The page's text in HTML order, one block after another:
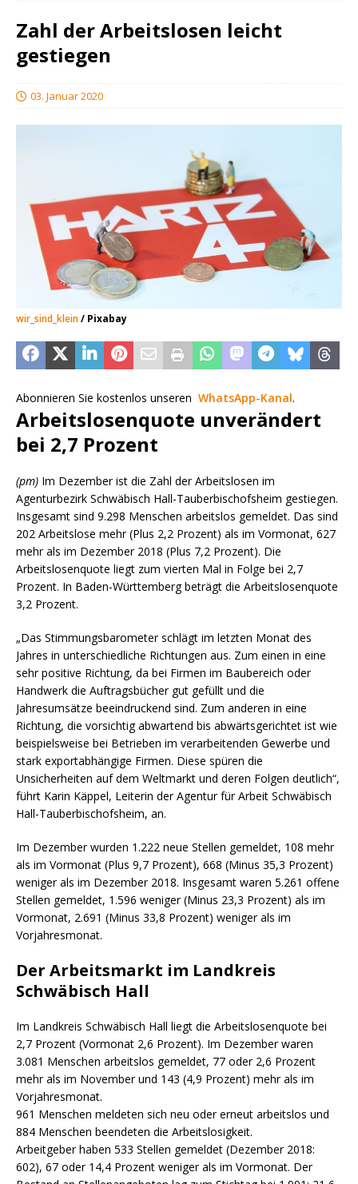
Zahl der Arbeitslosen leicht
gestiegen
03. Januar 2020
wir_sind_klein/ Pixabay
Abonnieren Sie kostenlos unseren WhatsApp-Kanal.
Arbeitslosenquote unverändert
bei 2,7 Prozent
(pm) Im Dezember ist die Zahl der Arbeitslosen im
Agenturbezirk Schwäbisch Hall-Tauberbischofsheim gestiegen.
Insgesamt sind 9.298 Menschen arbeitslos gemeldet. Das sind
202 Arbeitslose mehr (Plus 2,2 Prozent) als im Vormonat, 627
mehr als im Dezember 2018 (Plus 7,2 Prozent). Die
Arbeitslosenquote liegt zum vierten Mal in Folge bei 2,7
Prozent. In Baden-Württemberg beträgt die Arbeitslosenquote
3,2 Prozent.
„Das Stimmungsbarometer schlägt im letzten Monat des
Jahres in unterschiedliche Richtungen aus. Zum einen in eine
sehr positive Richtung, da bei Firmen im Baubereich oder
Handwerk die Auftragsbücher gut gefüllt und die
Jahresumsätze beeindruckend sind. Zum anderen in eine
Richtung, die vorsichtig abwartend bis abwärtsgerichtet ist wie
beispielsweise bei Betrieben im verarbeitenden Gewerbe und
stark exportabhängige Firmen. Diese spüren die
Unsicherheiten auf dem Weltmarkt und deren Folgen deutlich“,
führt Karin Käppel, Leiterin der Agentur für Arbeit Schwäbisch
Hall-Tauberbischofsheim, an.
Im Dezember wurden 1.222 neue Stellen gemeldet, 108 mehr
als im Vormonat (Plus 9,7 Prozent), 668 (Minus 35,3 Prozent)
weniger als im Dezember 2018. Insgesamt waren 5.261 offene
Stellen gemeldet, 1.596 weniger (Minus 23,3 Prozent) als im
Vormonat, 2.691 (Minus 33,8 Prozent) weniger als im
Vorjahresmonat.
Der Arbeitsmarkt im Landkreis
Schwäbisch Hall
Im Landkreis Schwäbisch Hall liegt die Arbeitslosenquote bei
2,7 Prozent (Vormonat 2,6 Prozent). Im Dezember waren
3.081 Menschen arbeitslos gemeldet, 77 oder 2,6 Prozent
mehr als im November und 143 (4,9 Prozent) mehr als im
Vorjahresmonat.
961 Menschen meldeten sich neu oder erneut arbeitslos und
884 Menschen beendeten die Arbeitslosigkeit.
Arbeitgeber haben 533 Stellen gemeldet (Dezember 2018:
602), 67 oder 14,4 Prozent weniger als im Vormonat. Der